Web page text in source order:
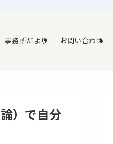
事務所だより お問い合わせ
）で自分